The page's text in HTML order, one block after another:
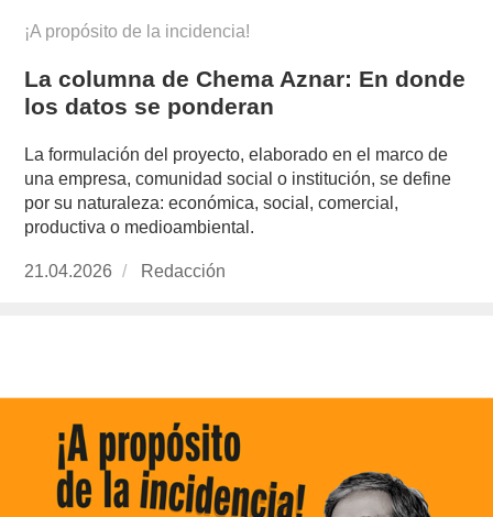
¡A propósito de la incidencia!
La columna de Chema Aznar: En donde
los datos se ponderan
La formulación del proyecto, elaborado en el marco de
una empresa, comunidad social o institución, se define
por su naturaleza: económica, social, comercial,
productiva o medioambiental.
Publicado
21.04.2026 https://www.experimenta.es/author/redaccion/
Redacción